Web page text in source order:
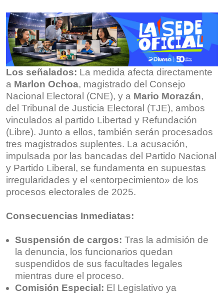
Los señalados: La medida afecta directamente
a Marlon Ochoa, magistrado del Consejo
Nacional Electoral (CNE), y a Mario Morazán,
del Tribunal de Justicia Electoral (TJE), ambos
vinculados al partido Libertad y Refundación
(Libre). Junto a ellos, también serán procesados
tres magistrados suplentes. La acusación,
impulsada por las bancadas del Partido Nacional
y Partido Liberal, se fundamenta en supuestas
irregularidades y el «entorpecimiento» de los
procesos electorales de 2025.
Consecuencias Inmediatas:
Suspensión de cargos: Tras la admisión de
la denuncia, los funcionarios quedan
suspendidos de sus facultades legales
mientras dure el proceso.
Comisión Especial: El Legislativo ya